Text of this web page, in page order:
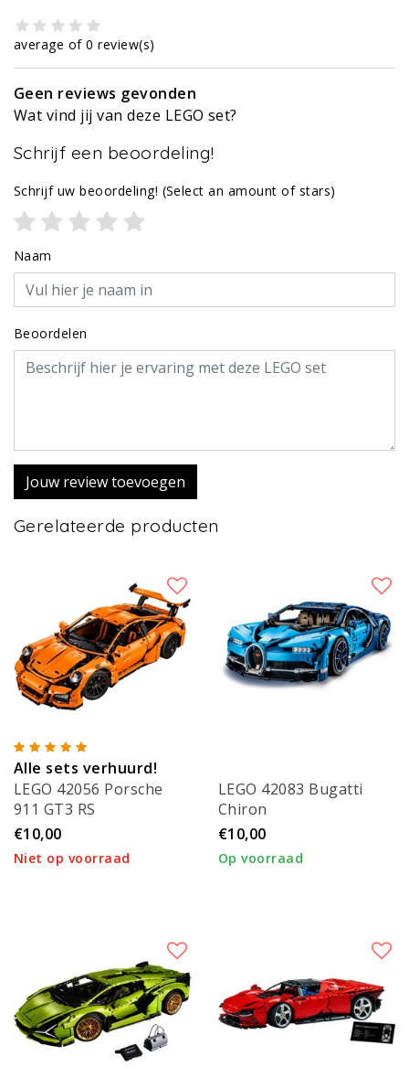
average of 0 review(s)
Geen reviews gevonden
Wat vind jij van deze LEGO set?
Schrijf een beoordeling!
Schrijf uw beoordeling! (Select an amount of stars)
Naam
Beoordelen
Jouw review toevoegen
Gerelateerde producten
Alle sets verhuurd!
LEGO 42056 Porsche
911 GT3 RS
€10,00
Niet op voorraad
LEGO 42083 Bugatti
Chiron
€10,00
Op voorraad